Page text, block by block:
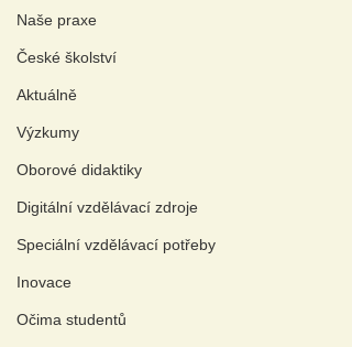
Naše praxe
České školství
Aktuálně
Výzkumy
Oborové didaktiky
Digitální vzdělávací zdroje
Speciální vzdělávací potřeby
Inovace
Očima studentů